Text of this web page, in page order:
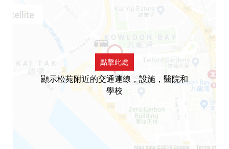
點擊此處
顯示松苑附近的交通連線，設施，醫院和
學校